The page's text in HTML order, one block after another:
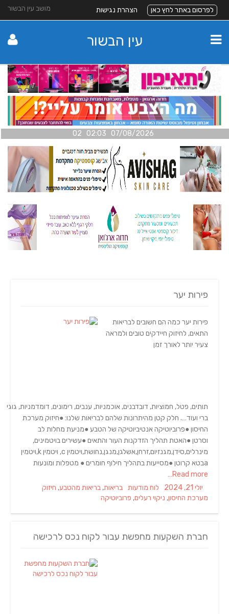
מושב עין הבשור לפרסום באתר לחץ כאן הצהרת נגישות
עין הבשור
07/08/2026 02:03 02
פירות יער
פירות יער כמה הם חשובים לבריאות
התאים, לחיזוק חיידקים טובים ולמראה
צעיר יותר לאורך זמן
תותים, פטל, חמוציות, דובדבנים, אוכמניות, ענבים, רימונים, דומדמניות, גוגי
ברי ועוד…. חלק קטן מהיתרונות שלהם לבריאות שלנו: ●חיזוק מערכת
החיסון ●פרוביוטיקה אנטיביוטיקה של הטבע ●מניעת מחלות לב
וסרטן ●האטת תהליך הזדקנות העור והתאים ●עשירים בויטמינים,
מינרלים,סידן,מגנזיום,זרחן,אשלגן,מנגן,נחושת,ויטמין c, ויטמין k,ויטמין
aבטא קרוטן ●מסייעות בתהליך חילוף חומרים ● מטפלות ומונעות
Read more…
Posted
on
יולי 21, 2024 Categories
לוח מודעות Tags
בריאות, בריאות מהטבע, חיזוק
מערכת החיסון, ניקוי רעלים, פרוביוטיקה
חברת השקעות מחפשת עבור לקוח נכס לרכישה